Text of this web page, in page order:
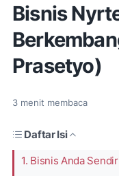
Bisnis
Prasetyo)
3 menit membaca
Daftar Isi
1. Bisnis Anda